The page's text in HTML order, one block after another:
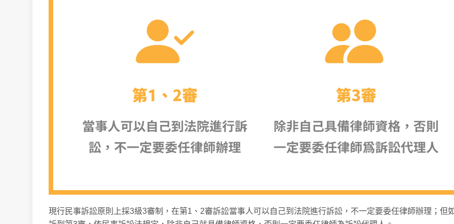
現行民事訴訟原則上採3級3審制，在第1、2審訴訟當事人可以自己到法院進行訴訟，不一定要委任律師辦理；但